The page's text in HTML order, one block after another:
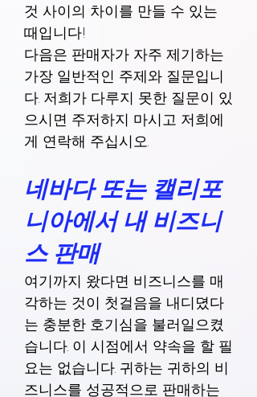
것 사이의 차이를 만들 수 있는
때입니다!
다음은 판매자가 자주 제기하는
가장 일반적인 주제와 질문입니
다. 저희가 다루지 못한 질문이 있
으시면 주저하지 마시고 저희에
게 연락해 주십시오.
네바다 또는 캘리포
니아에서 내 비즈니
스 판매
여기까지 왔다면 비즈니스를 매
각하는 것이 첫걸음을 내디뎠다
는 충분한 호기심을 불러일으켰
습니다. 이 시점에서 약속을 할 필
요는 없습니다. 귀하는 귀하의 비
즈니스를 성공적으로 판매하는